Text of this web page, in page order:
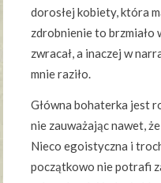
dorosłej kobiety, która
zdrobnienie to brzmiało
zwracał, a inaczej w
mnie raziło.
Główna bohaterka jest
nie zauważając nawet,
Nieco egoistyczna i
początkowo nie potrafi